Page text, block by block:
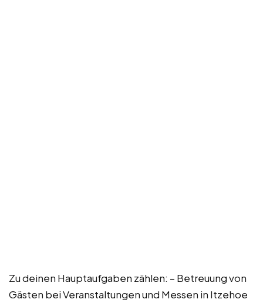
Zu deinen Hauptaufgaben zählen: – Betreuung von
Gästen bei Veranstaltungen und Messen in Itzehoe